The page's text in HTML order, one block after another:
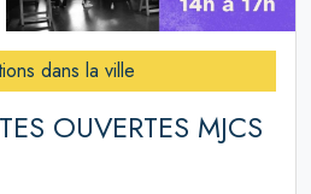
dans la ville
OUVERTES MJCS